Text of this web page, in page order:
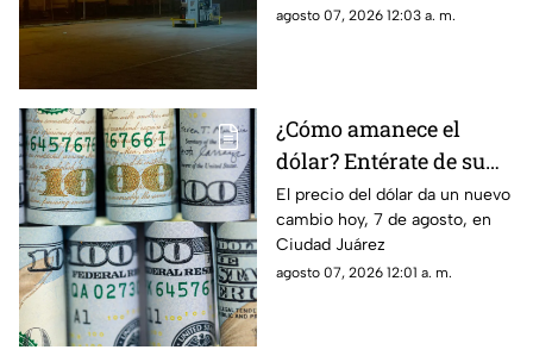
hoy, 7 de agosto
agosto 07, 2026 12:03 a. m.
¿Cómo amanece el
dólar? Entérate de su
precio hoy, 7 de agosto,
en Ciudad Juárez
El precio del dólar da un nuevo
cambio hoy, 7 de agosto, en
Ciudad Juárez
agosto 07, 2026 12:01 a. m.